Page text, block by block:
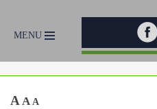
MENU
A A A